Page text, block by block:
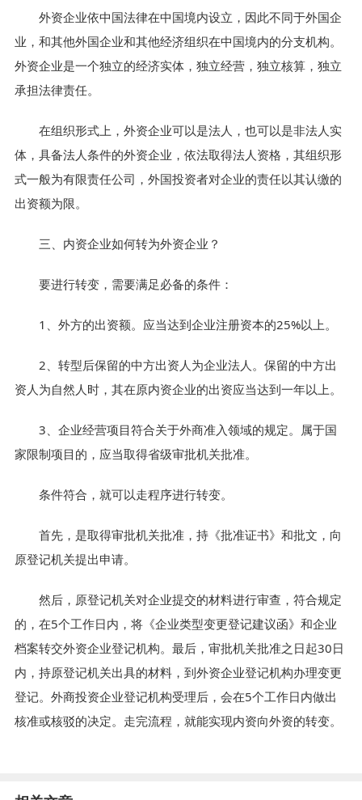
外资企业依中国法律在中国境内设立，因此不同于外国企
业，和其他外国企业和其他经济组织在中国境内的分支机构。
外资企业是一个独立的经济实体，独立经营，独立核算，独立
承担法律责任。
在组织形式上，外资企业可以是法人，也可以是非法人实
体，具备法人条件的外资企业，依法取得法人资格，其组织形
式一般为有限责任公司，外国投资者对企业的责任以其认缴的
出资额为限。
三、内资企业如何转为外资企业？
要进行转变，需要满足必备的条件：
1、外方的出资额。应当达到企业注册资本的25%以上。
2、转型后保留的中方出资人为企业法人。保留的中方出
资人为自然人时，其在原内资企业的出资应当达到一年以上。
3、企业经营项目符合关于外商准入领域的规定。属于国
家限制项目的，应当取得省级审批机关批准。
条件符合，就可以走程序进行转变。
首先，是取得审批机关批准，持《批准证书》和批文，向
原登记机关提出申请。
然后，原登记机关对企业提交的材料进行审查，符合规定
的，在5个工作日内，将《企业类型变更登记建议函》和企业
档案转交外资企业登记机构。最后，审批机关批准之日起30日
内，持原登记机关出具的材料，到外资企业登记机构办理变更
登记。外商投资企业登记机构受理后，会在5个工作日内做出
核准或核驳的决定。走完流程，就能实现内资向外资的转变。